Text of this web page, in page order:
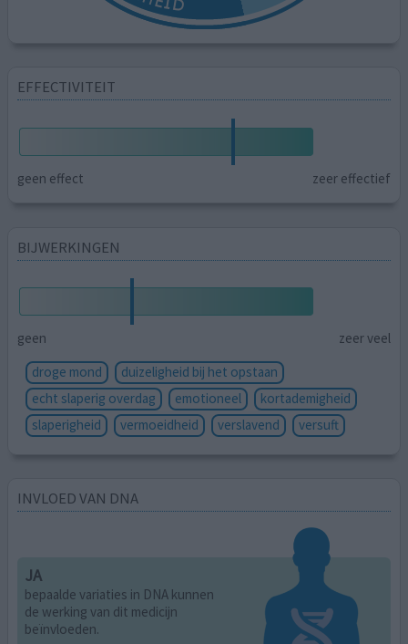
EFFECTIVITEIT
geen effect zeer effectief
BIJWERKINGEN
geen
zeer veel
droge mond
duizeligheid bij het opstaan
echt slaperig overdag
emotioneel
kortademigheid
slaperigheid
vermoeidheid verslavend versuft
INVLOED VAN DNA
JA
bepaalde variaties in DNA kunnen
de werking van dit medicijn
beïnvloeden.